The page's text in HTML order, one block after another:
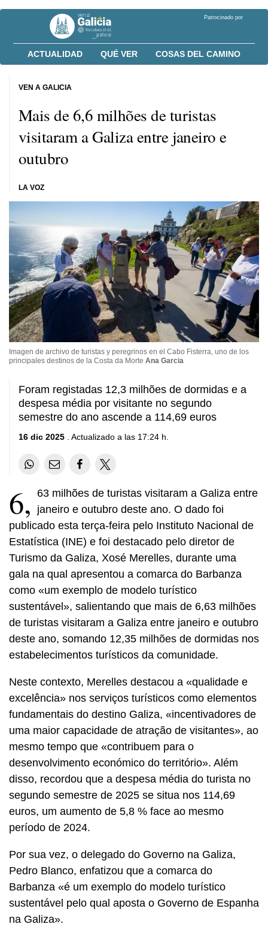
Patrocinado por
ACTUALIDAD QUÉ VER COSAS DEL CAMINO
Mais de 6,6 milhões de turistas
visitaram a Galiza entre janeiro e
outubro
LA VOZ
VEN A GALICIA
Imagen de archivo de turistas y peregrinos en el Cabo Fisterra, uno de los
principales destinos de la Costa da Morte Ana Garcia
Foram registadas 12,3 milhões de dormidas e a
despesa média por visitante no segundo
semestre do ano ascende a 114,69 euros
16 dic 2025 . Actualizado a las 17:24 h.
6,
63 milhões de turistas visitaram a Galiza entre
janeiro e outubro deste ano. O dado foi
publicado esta terça-feira pelo Instituto Nacional de
Estatística (INE) e foi destacado pelo diretor de
Turismo da Galiza, Xosé Merelles, durante uma
gala na qual apresentou a comarca do Barbanza
como «um exemplo de modelo turístico
sustentável», salientando que mais de 6,63 milhões
de turistas visitaram a Galiza entre janeiro e outubro
deste ano, somando 12,35 milhões de dormidas nos
estabelecimentos turísticos da comunidade.
Neste contexto, Merelles destacou a «qualidade e
excelência» nos serviços turísticos como elementos
fundamentais do destino Galiza, «incentivadores de
uma maior capacidade de atração de visitantes», ao
mesmo tempo que «contribuem para o
desenvolvimento económico do território». Além
disso, recordou que a despesa média do turista no
segundo semestre de 2025 se situa nos 114,69
euros, um aumento de 5,8 % face ao mesmo
período de 2024.
Por sua vez, o delegado do Governo na Galiza,
Pedro Blanco, enfatizou que a comarca do
Barbanza «é um exemplo do modelo turístico
sustentável pelo qual aposta o Governo de Espanha
na Galiza».